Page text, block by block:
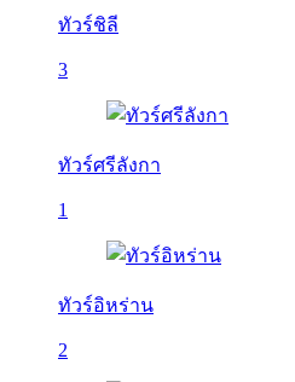
ทัวร์ชิลี
3
ทัวร์ศรีลังกา
1
ทัวร์อิหร่าน
2